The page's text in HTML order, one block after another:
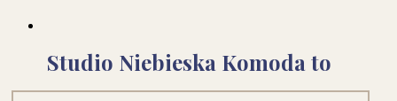
Studio Niebieska Komoda to